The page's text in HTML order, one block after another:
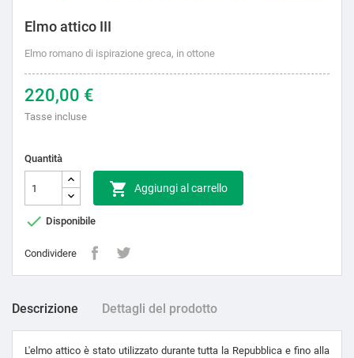
Elmo attico III
Elmo romano di ispirazione greca, in ottone
220,00 €
Tasse incluse
Quantità
 Aggiungi al carrello
 Disponibile
Condividere
Descrizione Dettagli del prodotto
L'elmo attico è stato utilizzato durante tutta la Repubblica e fino alla